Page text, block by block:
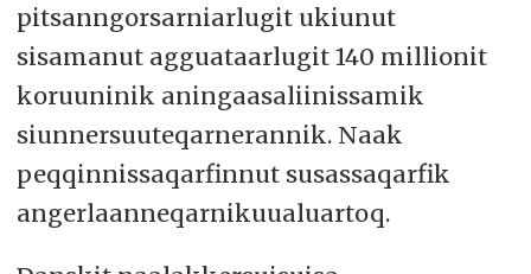
pitsanngorsarniarlugit ukiunut
sisamanut agguataarlugit 140 millionit
koruuninik aningaasaliinissamik
siunnersuuteqarnerannik. Naak
peqqinnissaqarfinnut susassaqarfik
angerlaanneqarnikuualuartoq.